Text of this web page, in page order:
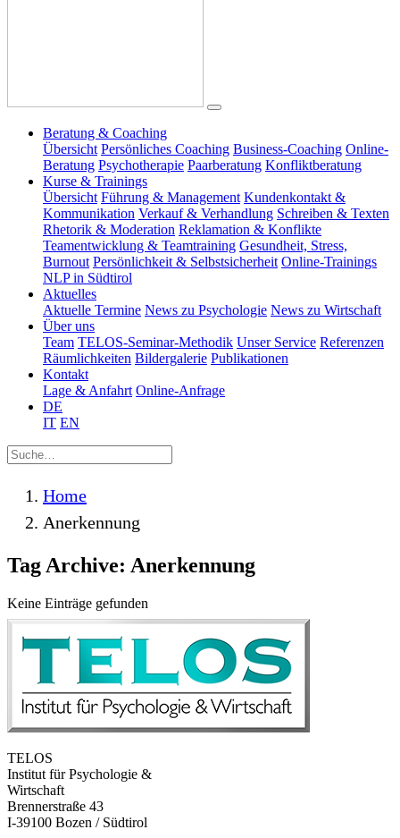
Beratung & Coaching
Übersicht Persönliches Coaching Business-Coaching Online-
Beratung Psychotherapie Paarberatung Konfliktberatung
Kurse & Trainings
Übersicht Führung & Management Kundenkontakt &
Kommunikation Verkauf & Verhandlung Schreiben & Texten
Rhetorik & Moderation Reklamation & Konflikte
Teamentwicklung & Teamtraining Gesundheit, Stress,
Burnout Persönlichkeit & Selbstsicherheit Online-Trainings
NLP in Südtirol
Aktuelles
Aktuelle Termine News zu Psychologie News zu Wirtschaft
Über uns
Team TELOS-Seminar-Methodik Unser Service Referenzen
Räumlichkeiten Bildergalerie Publikationen
Kontakt
Lage & Anfahrt Online-Anfrage
DE
IT EN
Home
Anerkennung
Tag Archive: Anerkennung
Keine Einträge gefunden
TELOS
Institut für Psychologie &
Wirtschaft
Brennerstraße 43
I-39100 Bozen / Südtirol